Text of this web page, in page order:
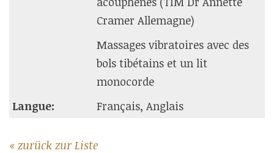
Cramer Allemagne)
Massages vibratoires avec des
bols tibétains et un lit
monocorde
Langue:
Français, Anglais
« zurück zur Liste